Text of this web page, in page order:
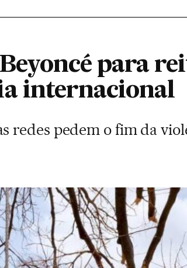
para
internacional
redes pedem o fim da